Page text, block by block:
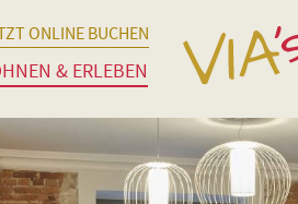
ONLINE BUCHEN
& ERLEBEN